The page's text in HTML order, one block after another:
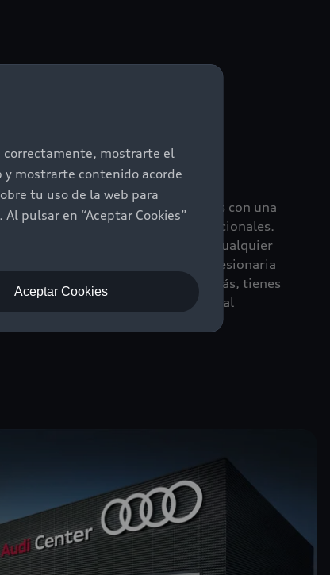
correctamente, mostrarte el
y mostrarte contenido acorde
tu uso de la web para
. Al pulsar en “Aceptar Cookies”
Aceptar Cookies
para
usados
Audi Certified Plus contarás con una
ampliar hasta por dos años adicionales.
ante imprevistos, ya que ante cualquier
atendido por expertos, en la concesionaria
solo piezas originales. Además, tienes
tu financiamiento con Audi Financial